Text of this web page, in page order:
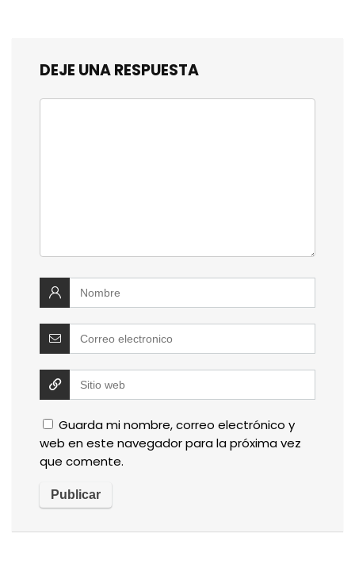
DEJE UNA RESPUESTA
Guarda mi nombre, correo electrónico y
web en este navegador para la próxima vez
que comente.